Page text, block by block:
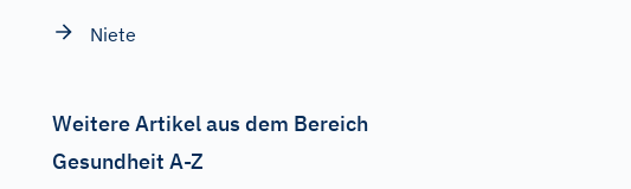
Niete
Weitere Artikel aus dem Bereich
Gesundheit A-Z